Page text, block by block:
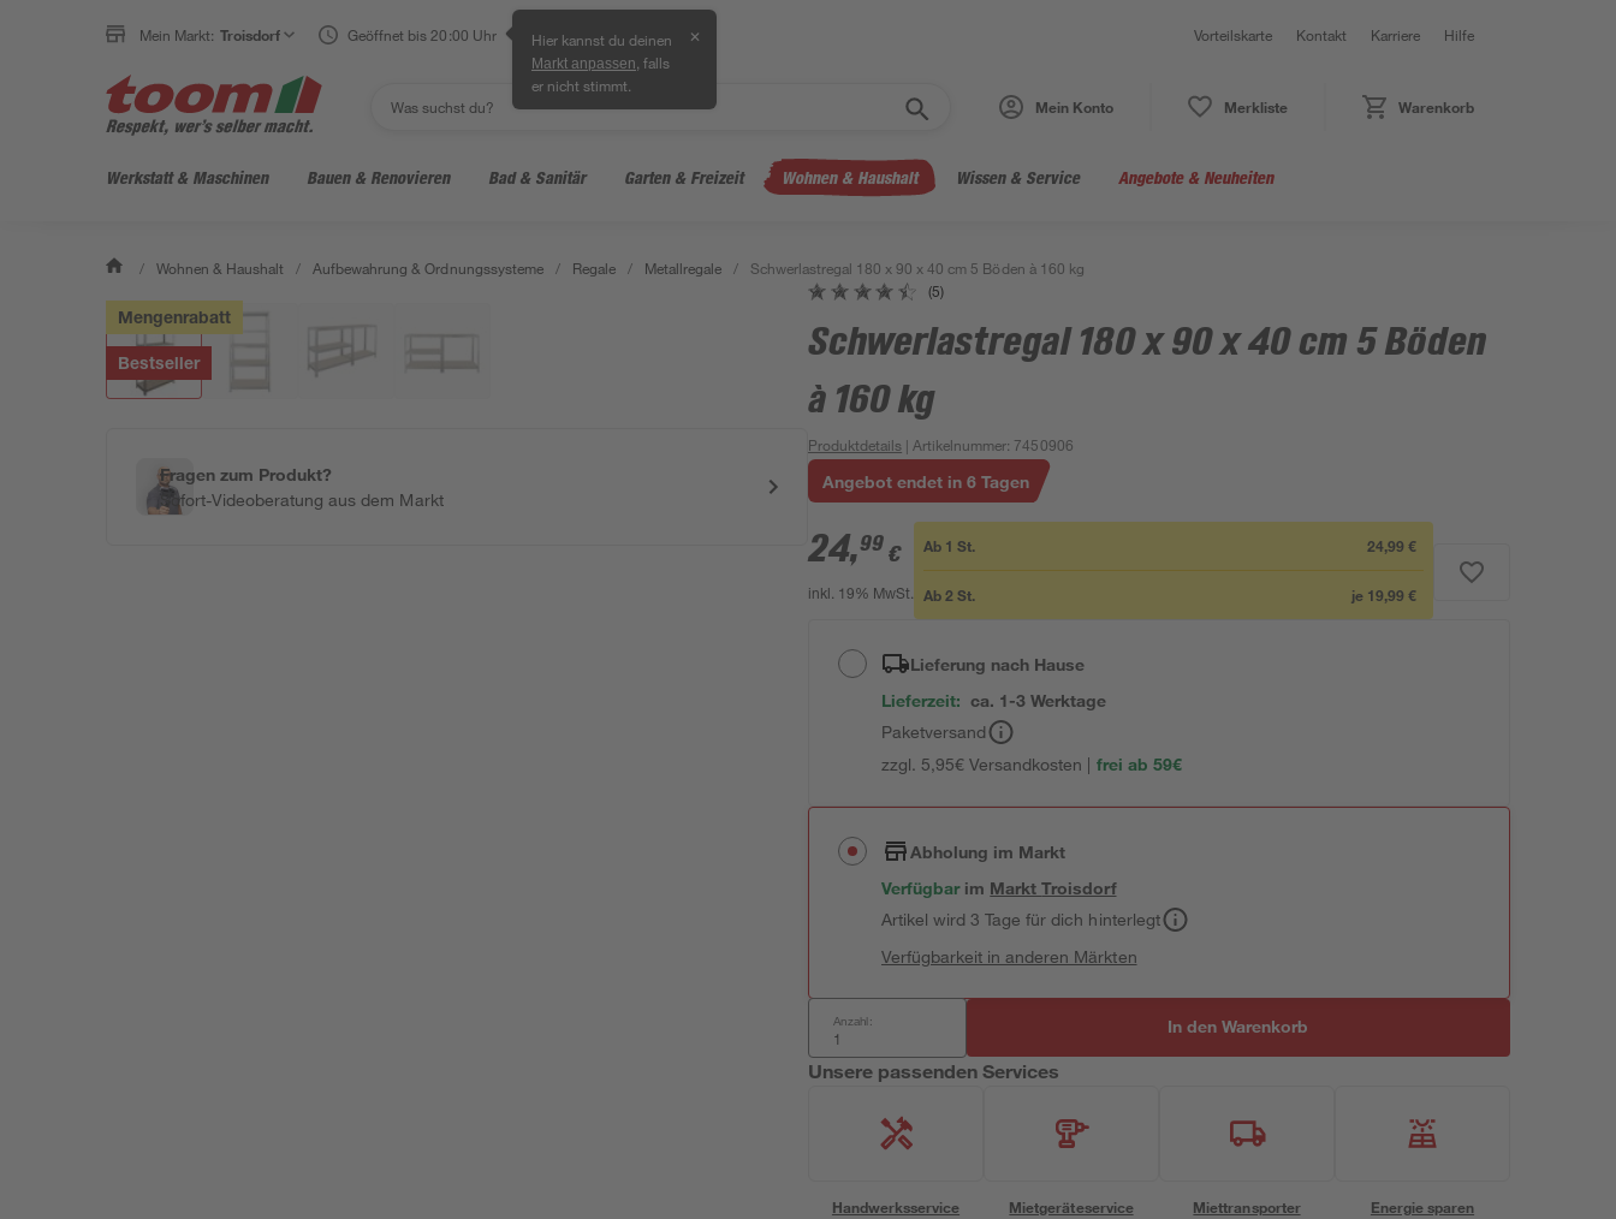
Mein Markt: Troisdorf Geöffnet bis 20:00 Uhr Hier kannst du deinen
Markt anpassen , falls
er nicht stimmt.
✕ Vorteilskarte Kontakt Karriere Hilfe
Mein Konto Merkliste Warenkorb
Werkstatt & Maschinen Bauen & Renovieren Bad & Sanitär Garten & Freizeit Wohnen & Haushalt Wissen & Service Angebote & Neuheiten
/ Wohnen & Haushalt / Aufbewahrung & Ordnungssysteme / Regale / Metallregale / Schwerlastregal 180 x 90 x 40 cm 5 Böden à 160 kg
Mengenrabatt
Bestseller
Fragen zum Produkt?
Sofort-Videoberatung aus dem Markt
(5)
Schwerlastregal 180 x 90 x 40 cm 5 Böden
à 160 kg
Produktdetails | Artikelnummer: 7450906
Angebot endet in 6 Tagen
24,99 €
inkl. 19% MwSt.
Ab 1 St. 24,99 €
Ab 2 St. je 19,99 €
Lieferung nach Hause
Lieferzeit: ca. 1-3 Werktage
Paketversand
zzgl. 5,95€ Versandkosten | frei ab 59€
Abholung im Markt
Verfügbar im MarktTroisdorf
Artikel wird 3 Tage für dich hinterlegt
Verfügbarkeit in anderen Märkten
Anzahl: In den Warenkorb
Unsere passenden Services
Handwerksservice Mietgeräteservice Miettransporter Energie sparen